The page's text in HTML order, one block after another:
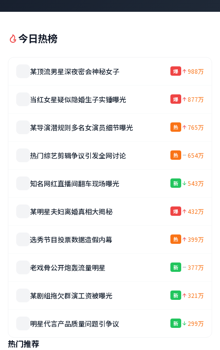
今日热榜
某顶流男星深夜密会神秘女子 爆 988万
当红女星疑似隐婚生子实锤曝光 爆 877万
某导演潜规则多名女演员细节曝光 热 765万
热门综艺剪辑争议引发全网讨论 热 654万
知名网红直播间翻车现场曝光 新 543万
某明星夫妇离婚真相大揭秘 爆 432万
选秀节目投票数据造假内幕 热 399万
老戏骨公开炮轰流量明星 新 377万
某剧组拖欠群演工资被曝光 新 321万
明星代言产品质量问题引争议 新 299万
热门推荐